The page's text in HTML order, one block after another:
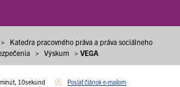
>
Katedra pracovného práva a práva sociálneho
> Výskum > VEGA
10sekúnd Poslať článok e-mailom